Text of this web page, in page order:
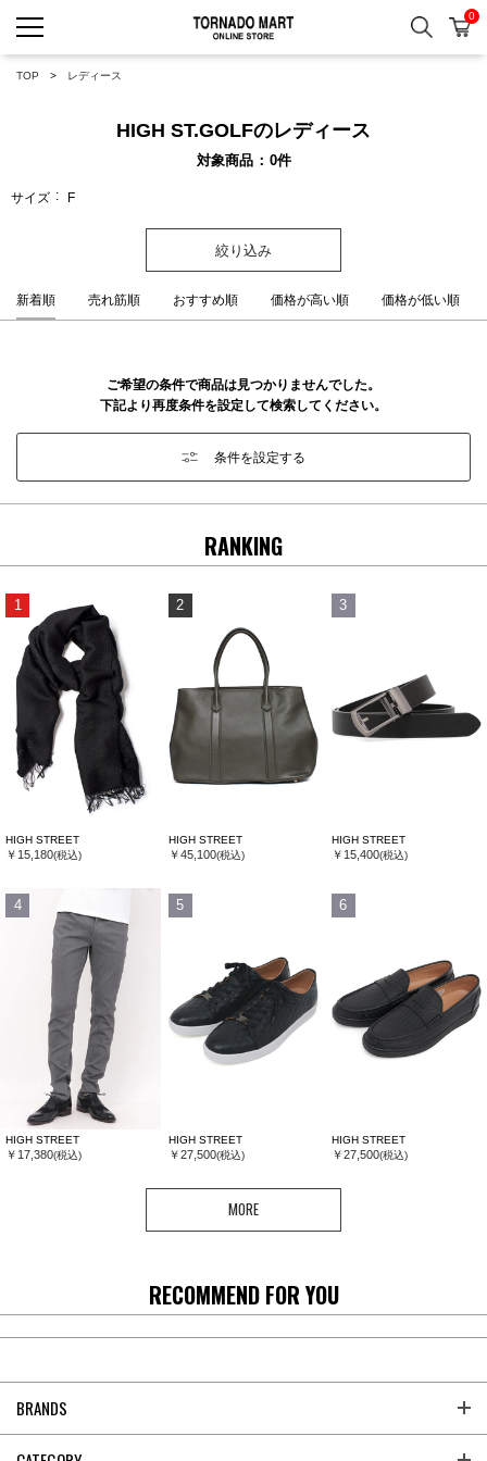
検索 カ
0
TOP レディース
HIGH ST.GOLFのレディース
対象商品 0件
サイズ F
絞り込み
新着順 売れ筋順 おすすめ順 価格が高い順 価格が低い順
ご希望の条件で商品は見つかりませんでした。
下記より再度条件を設定して検索してください。
条件を設定する
RANKING
1
HIGH STREET
￥15,180(税込)
2
HIGH STREET
￥45,100(税込)
3
HIGH STREET
￥15,400(税込)
4
HIGH STREET
￥17,380(税込)
5
HIGH STREET
￥27,500(税込)
6
HIGH STREET
￥27,500(税込)
MORE
RECOMMEND FOR YOU
BRANDS